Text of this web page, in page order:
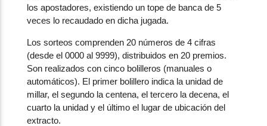
los apostadores, existiendo un tope de banca de 5
veces lo recaudado en dicha jugada.
Los sorteos comprenden 20 números de 4 cifras
(desde el 0000 al 9999), distribuidos en 20 premios.
Son realizados con cinco bolilleros (manuales o
automáticos). El primer bolillero indica la unidad de
millar, el segundo la centena, el tercero la decena, el
cuarto la unidad y el último el lugar de ubicación del
extracto.